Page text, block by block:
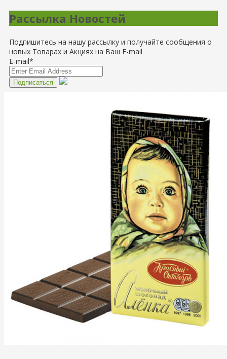
Рассылка Новостей
Подпишитесь на нашу рассылку и получайте сообщения о
новых Товарах и Акциях на Ваш E-mail
E-mail*